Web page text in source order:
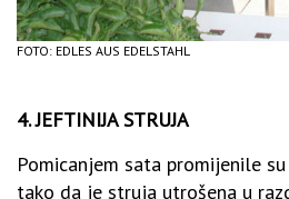
FOTO: EDLES AUS EDELSTAHL
4. JEFTINIJA STRUJA
Pomicanjem sata promijenile
tako da je struja utrošena u